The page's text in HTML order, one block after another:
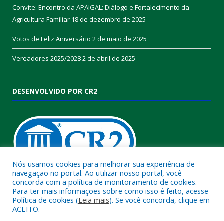
Convite: Encontro da APAIGAL: Diálogo e Fortalecimento da
Agricultura Familiar 18 de dezembro de 2025
Votos de Feliz Aniversário 2 de maio de 2025
Vereadores 2025/20282 de abril de 2025
DESENVOLVIDO POR CR2
Muito mais quecriar siteousistema para prefeituras!
Realizamos umaassessoriacompleta, onde garantimos em
contrato que todas as exigências das
Nós usamos cookies para melhorar sua experiência de
navegação no portal. Ao utilizar nosso portal, você
concorda com a política de monitoramento de cookies.
Para ter mais informações sobre como isso é feito, acesse
Política de cookies (Leia mais). Se você concorda, clique em
ACEITO.